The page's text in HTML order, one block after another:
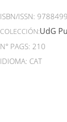
ISBN/ISSN:
COLECCIÓN:UdG
N° PAGS: 210
IDIOMA: CAT